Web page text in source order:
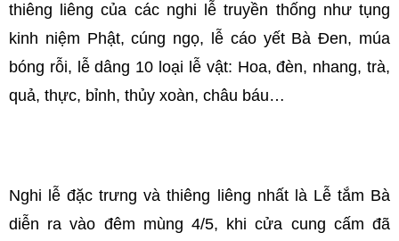
thiêng liêng của các nghi lễ truyền thống như tụng
kinh niệm Phật, cúng ngọ, lễ cáo yết Bà Đen, múa
bóng rỗi, lễ dâng 10 loại lễ vật: Hoa, đèn, nhang, trà,
quả, thực, bỉnh, thủy xoàn, châu báu…
Nghi lễ đặc trưng và thiêng liêng nhất là Lễ tắm Bà
diễn ra vào đêm mùng 4/5, khi cửa cung cấm đã